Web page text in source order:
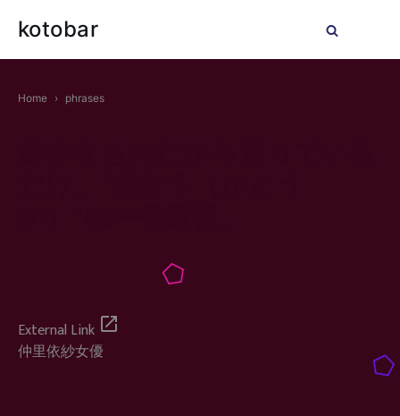
kotobar
Menu
Home phrases
External Link open_in_new
仲里依紗女優